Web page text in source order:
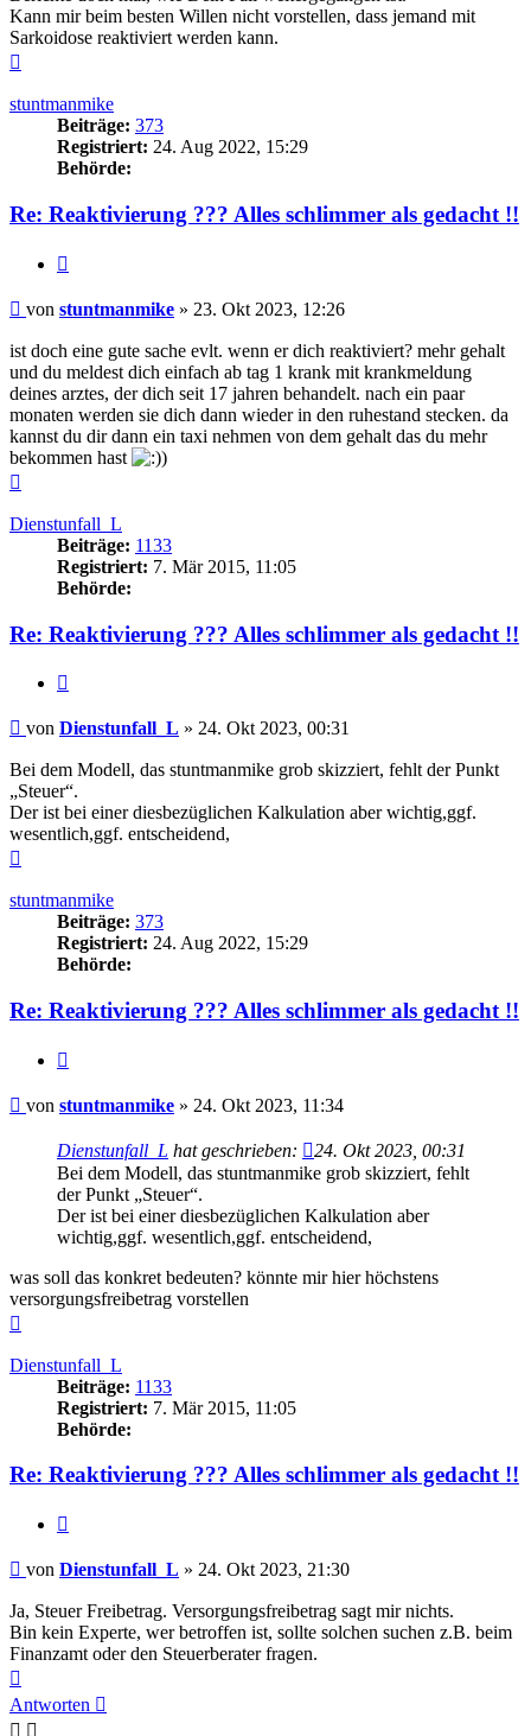
Kann mir beim besten Willen nicht vorstellen, dass jemand mit
Sarkoidose reaktiviert werden kann.
stuntmanmike
Beiträge: 373
Registriert: 24. Aug 2022, 15:29
Behörde:
Re: Reaktivierung ??? Alles schlimmer als gedacht !!
Beitrag
von stuntmanmike » 23. Okt 2023, 12:26
ist doch eine gute sache evlt. wenn er dich reaktiviert? mehr gehalt
und du meldest dich einfach ab tag 1 krank mit krankmeldung
deines arztes, der dich seit 17 jahren behandelt. nach ein paar
monaten werden sie dich dann wieder in den ruhestand stecken. da
kannst du dir dann ein taxi nehmen von dem gehalt das du mehr
bekommen hast
)
Dienstunfall_L
Beiträge: 1133
Registriert: 7. Mär 2015, 11:05
Behörde:
Re: Reaktivierung ??? Alles schlimmer als gedacht !!
Beitrag
von Dienstunfall_L » 24. Okt 2023, 00:31
Bei dem Modell, das stuntmanmike grob skizziert, fehlt der Punkt
„Steuer“.
Der ist bei einer diesbezüglichen Kalkulation aber wichtig,ggf.
wesentlich,ggf. entscheidend,
stuntmanmike
Beiträge: 373
Registriert: 24. Aug 2022, 15:29
Behörde:
Re: Reaktivierung ??? Alles schlimmer als gedacht !!
Beitrag
von stuntmanmike » 24. Okt 2023, 11:34
Dienstunfall_L hat geschrieben:
24. Okt 2023, 00:31
Bei dem Modell, das stuntmanmike grob skizziert, fehlt
der Punkt „Steuer“.
Der ist bei einer diesbezüglichen Kalkulation aber
wichtig,ggf. wesentlich,ggf. entscheidend,
was soll das konkret bedeuten? könnte mir hier höchstens
versorgungsfreibetrag vorstellen
Dienstunfall_L
Beiträge: 1133
Registriert: 7. Mär 2015, 11:05
Behörde:
Re: Reaktivierung ??? Alles schlimmer als gedacht !!
Beitrag
von Dienstunfall_L » 24. Okt 2023, 21:30
Ja, Steuer Freibetrag. Versorgungsfreibetrag sagt mir nichts.
Bin kein Experte, wer betroffen ist, sollte solchen suchen z.B. beim
Finanzamt oder den Steuerberater fragen.
oben
Antworten